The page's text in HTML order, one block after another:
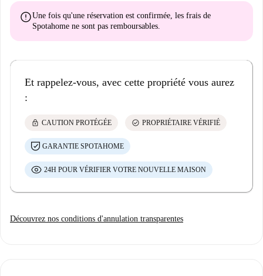
errorUne fois qu'une réservation est confirmée, les frais de
Spotahome ne sont pas remboursables.
Et rappelez-vous, avec cette propriété vous aurez
:
lock CAUTION PROTÉGÉE check_circle PROPRIÉTAIRE VÉRIFIÉ
GARANTIE SPOTAHOME
24H POUR VÉRIFIER VOTRE NOUVELLE MAISON
Découvrez nos conditions d'annulation transparentes